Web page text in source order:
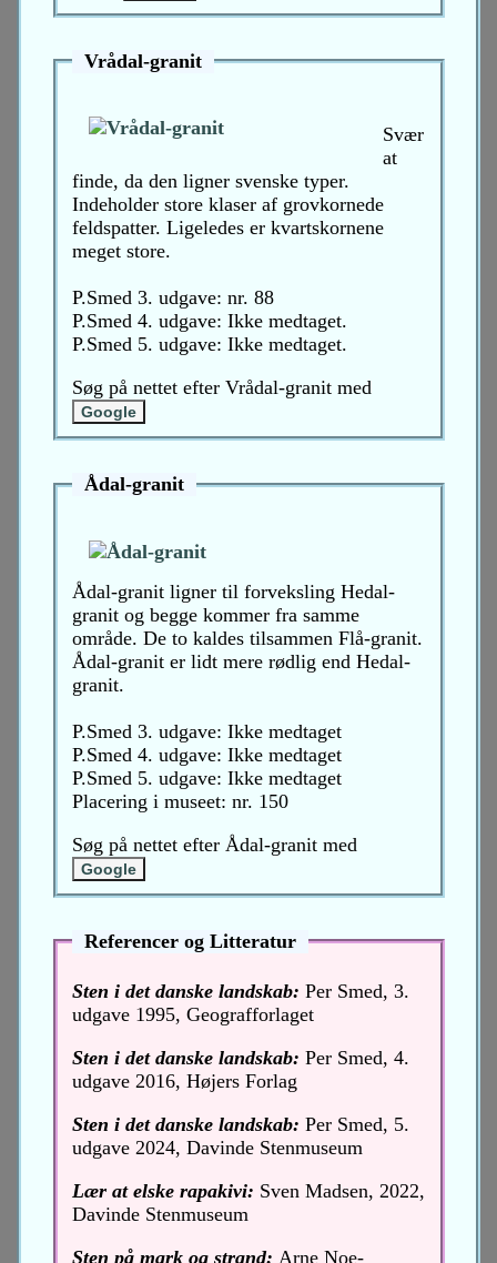
Vrådal-granit
Svær
at
finde, da den ligner svenske typer.
Indeholder store klaser af grovkornede
feldspatter. Ligeledes er kvartskornene
meget store.
P.Smed 3. udgave: nr. 88
P.Smed 4. udgave: Ikke medtaget.
P.Smed 5. udgave: Ikke medtaget.
Søg på nettet efter Vrådal-granit med
Ådal-granit
Ådal-granit ligner til forveksling Hedal-
granit og begge kommer fra samme
område. De to kaldes tilsammen Flå-granit.
Ådal-granit er lidt mere rødlig end Hedal-
granit.
P.Smed 3. udgave: Ikke medtaget
P.Smed 4. udgave: Ikke medtaget
P.Smed 5. udgave: Ikke medtaget
Placering i museet: nr. 150
Søg på nettet efter Ådal-granit med
Referencer og Litteratur
Sten i det danske landskab: Per Smed, 3.
udgave 1995, Geografforlaget
Sten i det danske landskab: Per Smed, 4.
udgave 2016, Højers Forlag
Sten i det danske landskab: Per Smed, 5.
udgave 2024, Davinde Stenmuseum
Lær at elske rapakivi: Sven Madsen, 2022,
Davinde Stenmuseum
Sten på mark og strand: Arne Noe-